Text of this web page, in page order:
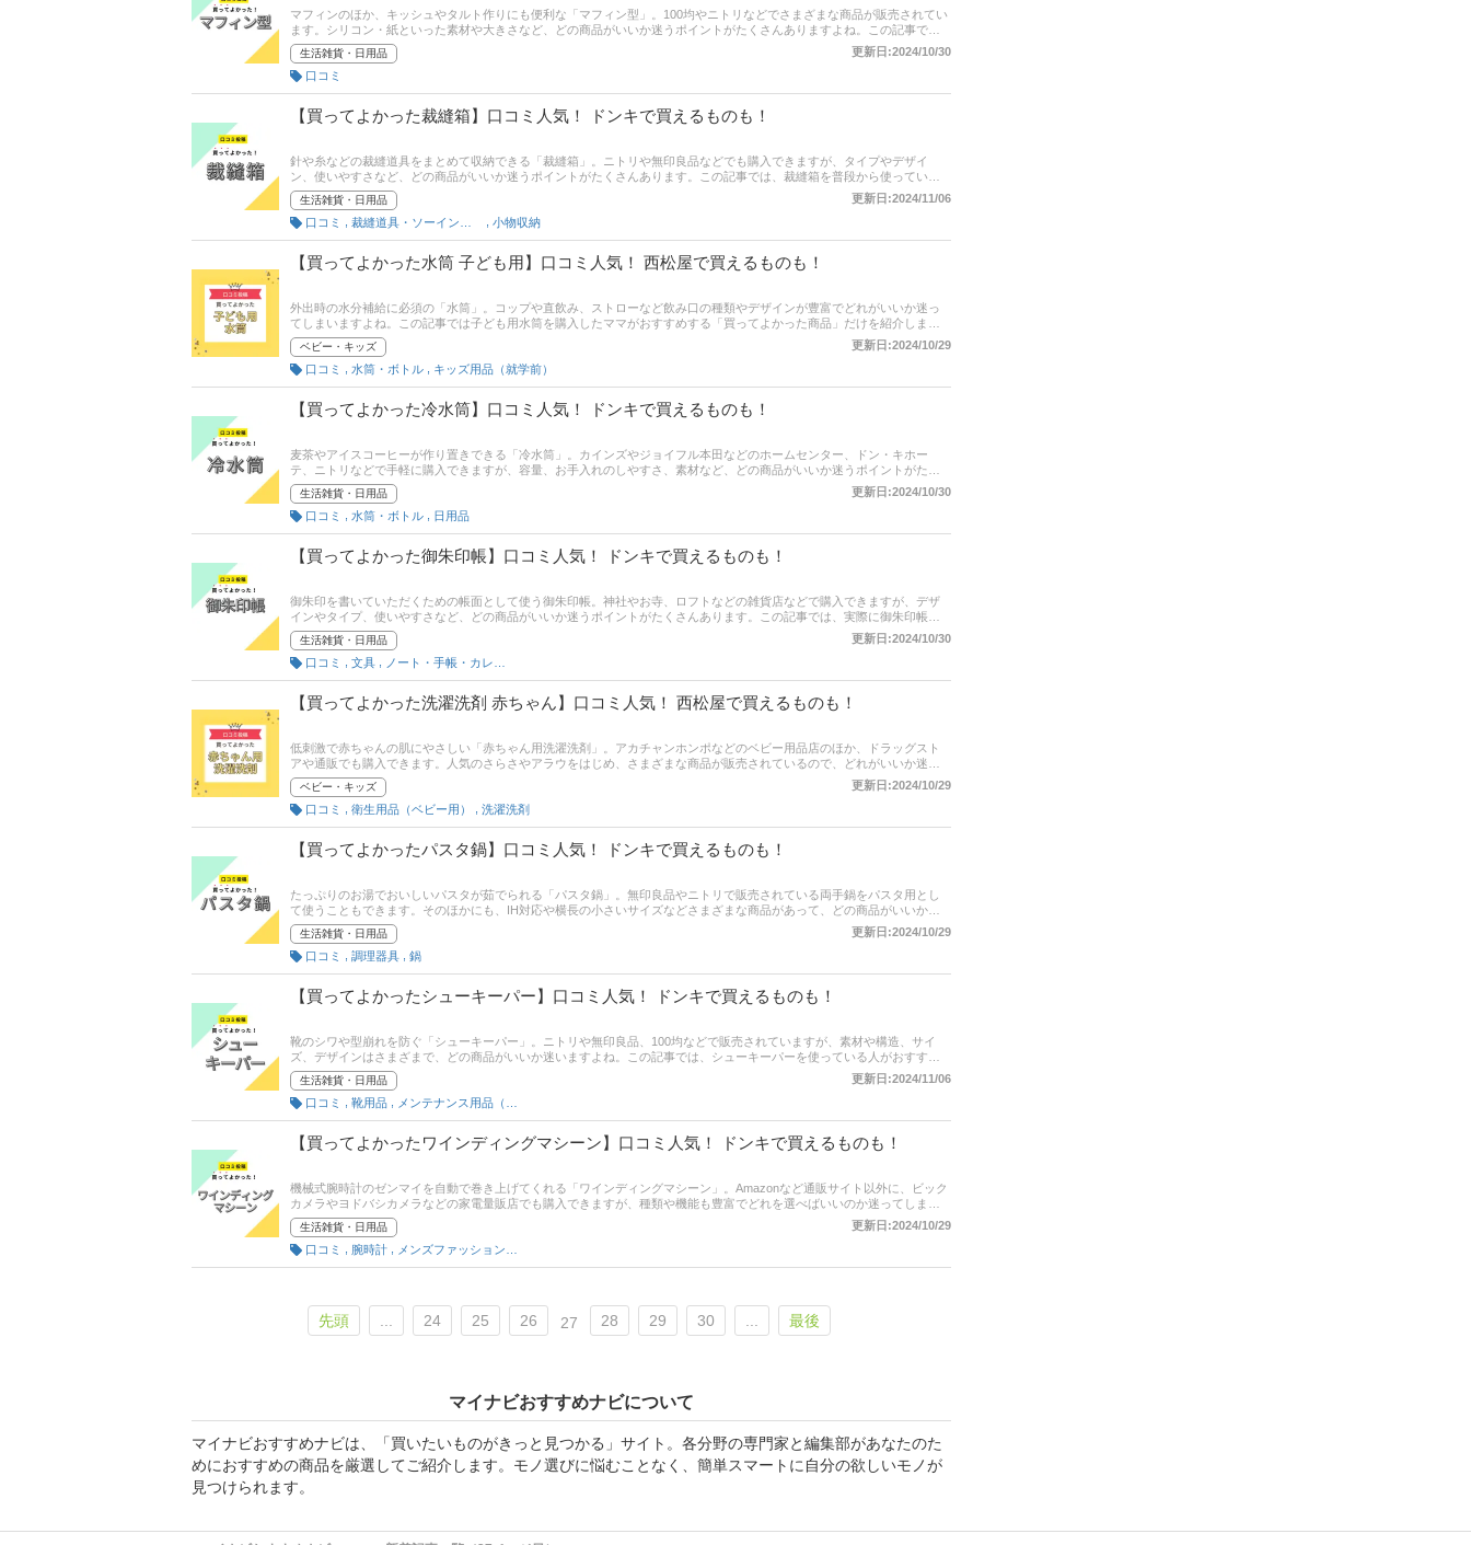
マフィンのほか、キッシュやタルト作りにも便利な「マフィン型」。100均やニトリなどでさまざまな商品が販売されてい
ます。シリコン・紙といった素材や大きさなど、どの商品がいいか迷うポイントがたくさんありますよね。この記事で
は、みんながおすすめする「買ってよかったマフィン型」だけを紹介します。 商品の口コミはもちろん、コスパや使いや
すさ、お手入れのしやすさといった評価ポイントも聞いてみたので、各項目にも注目して商品選びの参考にしてくださ
い！
生活雑貨・日用品
更新日:2024/10/30
口コミ
【買ってよかった裁縫箱】口コミ人気！ ドンキで買えるものも！
針や糸などの裁縫道具をまとめて収納できる「裁縫箱」。ニトリや無印良品などでも購入できますが、タイプやデザイ
ン、使いやすさなど、どの商品がいいか迷うポイントがたくさんあります。この記事では、裁縫箱を普段から使っている
人がおすすめする「買ってよかった裁縫箱」だけを紹介します。 商品の口コミはもちろん、コスパやデザイン、使いやす
さの満足度といった評価ポイントも聞いてみたので、各項目にも注目して商品選びの参考にしてください！
生活雑貨・日用品
更新日:2024/11/06
口コミ
小物収納
【買ってよかった水筒 子ども用】口コミ人気！ 西松屋で買えるものも！
外出時の水分補給に必須の「水筒」。コップや直飲み、ストローなど飲み口の種類やデザインが豊富でどれがいいか迷っ
てしまいますよね。この記事では子ども用水筒を購入したママがおすすめする「買ってよかった商品」だけを紹介しま
す。 商品の口コミはもちろん、コスパやお手入れのしやすさ、保温・保冷といった評価ポイントも聞いてみたので、各項
目にも注目して商品選びの参考にしてください！
ベビー・キッズ
更新日:2024/10/29
口コミ
水筒・ボトル キッズ用品（就学前）
【買ってよかった冷水筒】口コミ人気！ ドンキで買えるものも！
麦茶やアイスコーヒーが作り置きできる「冷水筒」。カインズやジョイフル本田などのホームセンター、ドン・キホー
テ、ニトリなどで手軽に購入できますが、容量、お手入れのしやすさ、素材など、どの商品がいいか迷うポイントがたく
さんあります。この記事では、みんながおすすめする「買ってよかった冷水筒」だけを紹介します。 商品の口コミはもち
ろん、コスパ、保温・保冷、使いやすさの満足度といった評価ポイントも聞いてみたので、各項目にも注目して商品選び
の参考にしてください！
生活雑貨・日用品
更新日:2024/10/30
口コミ
水筒・ボトル 日用品
【買ってよかった御朱印帳】口コミ人気！ ドンキで買えるものも！
御朱印を書いていただくための帳面として使う御朱印帳。神社やお寺、ロフトなどの雑貨店などで購入できますが、デザ
インやタイプ、使いやすさなど、どの商品がいいか迷うポイントがたくさんあります。この記事では、実際に御朱印帳を
購入した人がおすすめする「買ってよかった御朱印帳」だけを紹介します。 商品の口コミはもちろん、コスパやデザイ
ン、使いやすさの満足度といった評価ポイントも聞いてみたので、各項目にも注目して商品選びの参考にしてください！
生活雑貨・日用品
更新日:2024/10/30
口コミ
文具
【買ってよかった洗濯洗剤 赤ちゃん】口コミ人気！ 西松屋で買えるものも！
低刺激で赤ちゃんの肌にやさしい「赤ちゃん用洗濯洗剤」。アカチャンホンポなどのベビー用品店のほか、ドラッグスト
アや通販でも購入できます。人気のさらさやアラウをはじめ、さまざまな商品が販売されているので、どれがいいか迷っ
てしまいますよね。この記事では、赤ちゃん用洗濯洗剤を購入したママたちがおすすめする「買ってよかった商品」だけ
を紹介します。 商品の口コミはもちろん、コスパ、肌へのやさしさ、香りといった評価ポイントも聞いてみたので、各項
目にも注目して商品選びの参考にしてください！
ベビー・キッズ
更新日:2024/10/29
口コミ
衛生用品（ベビー用） 洗濯洗剤
【買ってよかったパスタ鍋】口コミ人気！ ドンキで買えるものも！
たっぷりのお湯でおいしいパスタが茹でられる「パスタ鍋」。無印良品やニトリで販売されている両手鍋をパスタ用とし
て使うこともできます。そのほかにも、IH対応や横長の小さいサイズなどさまざまな商品があって、どの商品がいいか迷
いますよね。この記事では、みんながおすすめする「買ってよかったパスタ鍋」だけを紹介します。 商品の口コミはもち
ろん、コスパや使いやすさ、お手入れのしやすさといった評価ポイントも聞いてみたので、各項目にも注目して商品選び
の参考にしてください！
生活雑貨・日用品
更新日:2024/10/29
口コミ
調理器具 鍋
【買ってよかったシューキーパー】口コミ人気！ ドンキで買えるものも！
靴のシワや型崩れを防ぐ「シューキーパー」。ニトリや無印良品、100均などで販売されていますが、素材や構造、サイ
ズ、デザインはさまざまで、どの商品がいいか迷いますよね。この記事では、シューキーパーを使っている人がおすすめ
する「買ってよかった商品」だけを紹介します。 商品の口コミはもちろん、コスパや使いやすさ、耐久性といった評価ポ
イントも聞いてみたので、各項目にも注目して商品選びの参考にしてください！
生活雑貨・日用品
更新日:2024/11/06
口コミ
靴用品
【買ってよかったワインディングマシーン】口コミ人気！ ドンキで買えるものも！
機械式腕時計のゼンマイを自動で巻き上げてくれる「ワインディングマシーン」。Amazonなど通販サイト以外に、ビック
カメラやヨドバシカメラなどの家電量販店でも購入できますが、種類や機能も豊富でどれを選べばいいのか迷ってしまい
ます。この記事では、ワインディングマシーンを使っている人がおすすめする「買ってよかった商品」だけをご紹介しま
す。商品の口コミはもちろん、コスパやデザイン、使いやすさなど満足度の評価ポイントも聞いてみたので、各項目にも
注目して商品選びの参考にしてください！
生活雑貨・日用品
更新日:2024/10/29
口コミ
腕時計
先頭 24 25 26 27 28 29 30 最後
マイナビおすすめナビについて
マイナビおすすめナビは、「買いたいものがきっと見つかる」サイト。各分野の専門家と編集部があなたのた
めにおすすめの商品を厳選してご紹介します。モノ選びに悩むことなく、簡単スマートに自分の欲しいモノが
見つけられます。